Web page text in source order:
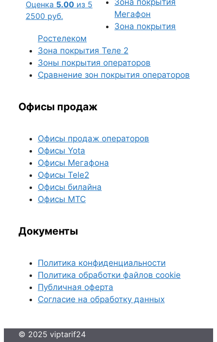
Оценка 5.00 из 5
2500 руб.
Мегафон
Зона покрытия
Ростелеком
Зона покрытия Теле 2
Зоны покрытия операторов
Сравнение зон покрытия операторов
Офисы продаж
Офисы продаж операторов
Офисы Yota
Офисы Мегафона
Офисы Tele2
Офисы билайна
Офисы МТС
Документы
Политика конфиденциальности
Политика обработки файлов cookie
Публичная оферта
Согласие на обработку данных
© 2025 viptarif24